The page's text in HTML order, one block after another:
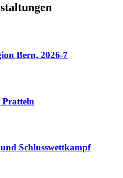
Bern, 2026-7
Pratteln
Schlusswettkampf